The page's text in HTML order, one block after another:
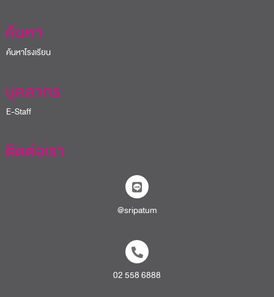
ค้นหา
ค้นหาโรงเรียน
บุคลากร
E-Staff
ติดต่อเรา
@sripatum
02 558 6888